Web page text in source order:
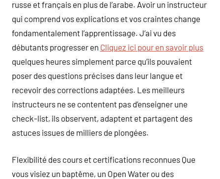
russe et français en plus de l’arabe. Avoir un instructeur
qui comprend vos explications et vos craintes change
fondamentalement l’apprentissage. J’ai vu des
débutants progresser en Cliquez ici pour en savoir plus
quelques heures simplement parce qu’ils pouvaient
poser des questions précises dans leur langue et
recevoir des corrections adaptées. Les meilleurs
instructeurs ne se contentent pas d’enseigner une
check-list, ils observent, adaptent et partagent des
astuces issues de milliers de plongées.
Flexibilité des cours et certifications reconnues Que
vous visiez un baptême, un Open Water ou des